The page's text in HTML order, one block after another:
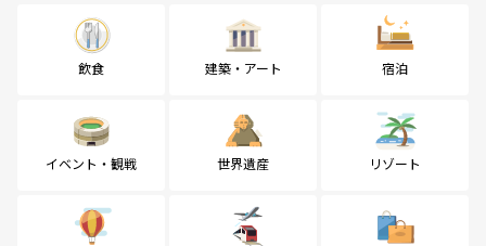
飲食 建築・アート 宿泊
イベント・観戦 世界遺産 リゾート